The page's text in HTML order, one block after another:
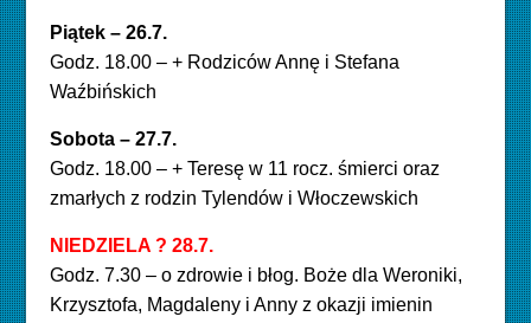
Piątek – 26.7.
Godz. 18.00 – + Rodziców Annę i Stefana
Waźbińskich
Sobota – 27.7.
Godz. 18.00 – + Teresę w 11 rocz. śmierci oraz
zmarłych z rodzin Tylendów i Włoczewskich
NIEDZIELA ? 28.7.
Godz. 7.30 – o zdrowie i błog. Boże dla Weroniki,
Krzysztofa, Magdaleny i Anny z okazji imienin